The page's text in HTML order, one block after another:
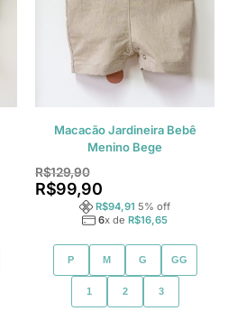
Macacão Jardineira Bebê
Menino Bege
R$129,90
R$99,90
R$94,91 5% off
6x de R$16,65
P M G GG
1 2 3